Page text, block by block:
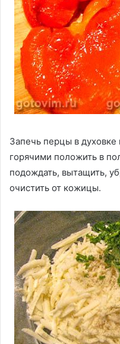
Запечь перцы в
горячими положить в
подождать, вытащить,
очистить от кожицы.